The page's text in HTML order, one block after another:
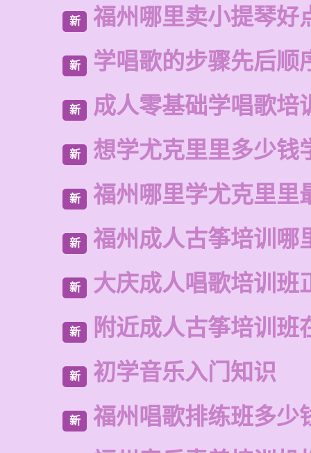
新 福州哪里卖小提琴好
新 学唱歌的步骤先后顺
新 成人零基础学唱歌培
新 想学尤克里里多少钱
新 福州哪里学尤克里里
新 福州成人古筝培训哪
新 大庆成人唱歌培训班
新 附近成人古筝培训班
新 初学音乐入门知识
新
福州唱歌排练班多少